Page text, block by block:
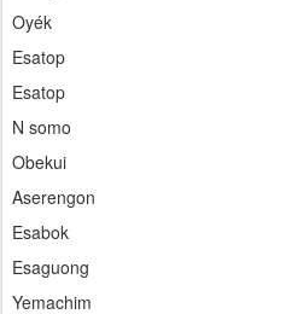
Oyék
Esatop
Esatop
N somo
Obekui
Aserengon
Esabok
Esaguong
Yemachim